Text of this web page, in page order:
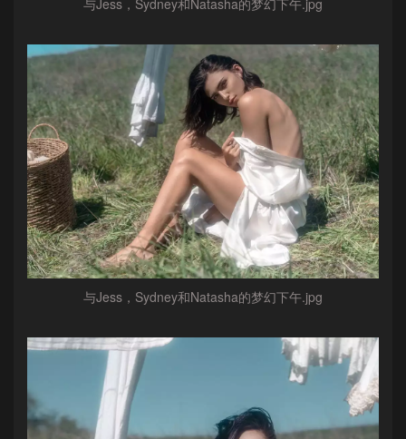
与Jess，Sydney和Natasha的梦幻下午.jpg